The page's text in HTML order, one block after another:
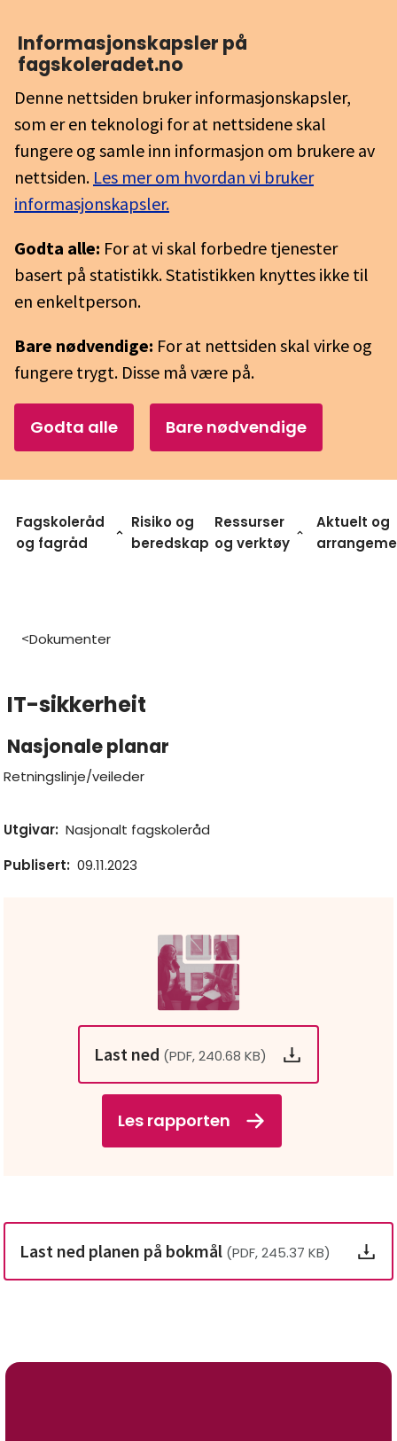
Informasjons­kapsler på
fagskoleradet.no
Denne nettsiden bruker informasjonskapsler,
som er en teknologi for at nettsidene skal
fungere og samle inn informasjon om brukere av
nettsiden. Les mer om hvordan vi bruker
informasjonskapsler.
Godta alle: For at vi skal forbedre tjenester
basert på statistikk. Statistikken knyttes ikke til
en enkeltperson.
Bare nødvendige: For at nettsiden skal virke og
fungere trygt. Disse må være på.
Godta alle Bare nødvendige
Fagskoleråd
og fagråd
Risiko og
beredskap
Ressurser
og verktøy
Aktuelt og
>Dokumenter
IT-sikkerheit
Nasjonale planar
Retningslinje/veileder
Utgivar: Nasjonalt fagskoleråd
Publisert: 09.11.2023
Last ned (PDF, 240.68 KB)
Les rapporten
Last ned planen på bokmål (PDF, 245.37 KB)